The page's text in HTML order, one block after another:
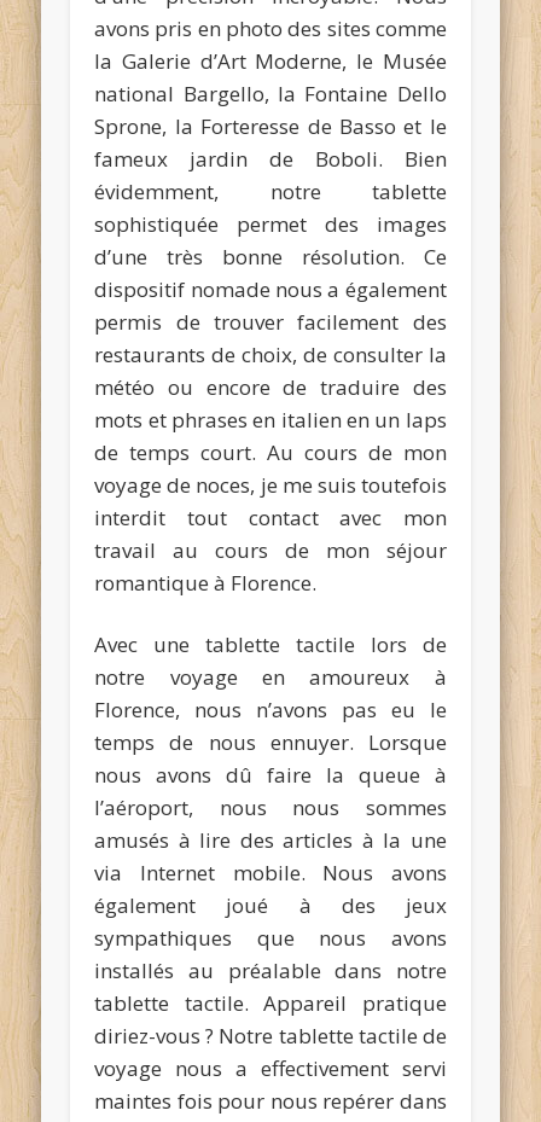
avons pris en photo des sites comme
la Galerie d’Art Moderne, le Musée
national Bargello, la Fontaine Dello
Sprone, la Forteresse de Basso et le
fameux jardin de Boboli. Bien
évidemment, notre tablette
sophistiquée permet des images
d’une très bonne résolution. Ce
dispositif nomade nous a également
permis de trouver facilement des
restaurants de choix, de consulter la
météo ou encore de traduire des
mots et phrases en italien en un laps
de temps court. Au cours de mon
voyage de noces, je me suis toutefois
interdit tout contact avec mon
travail au cours de mon séjour
romantique à Florence.
Avec une tablette tactile lors de
notre voyage en amoureux à
Florence, nous n’avons pas eu le
temps de nous ennuyer. Lorsque
nous avons dû faire la queue à
l’aéroport, nous nous sommes
amusés à lire des articles à la une
via Internet mobile. Nous avons
également joué à des jeux
sympathiques que nous avons
installés au préalable dans notre
tablette tactile. Appareil pratique
diriez-vous ? Notre tablette tactile de
voyage nous a effectivement servi
maintes fois pour nous repérer dans